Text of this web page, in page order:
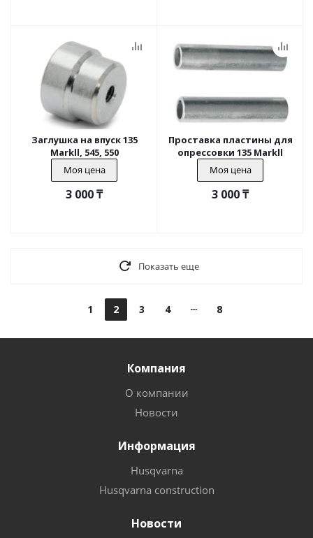
Заглушка на впуск 135
Markll, 545, 550
Моя цена
3 000₸
Проставка пластины для
опрессовки 135 Markll
Моя цена
3 000₸
Показать еще
1 2 3 4 8
Компания
О компании
Новости
Информация
Husqvarna
Husqvarna construction
Новости